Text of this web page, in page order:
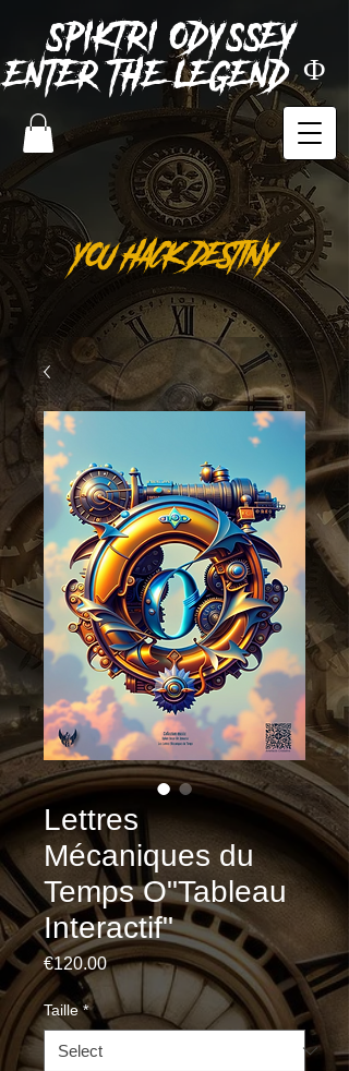
SPIKTRIODYSSEY
ENTER THE LEGEND Φ
YOU HACK DESTINY
Lettres
Mécaniques du
Temps O"Tableau
Interactif"
€120.00Price
Taille *